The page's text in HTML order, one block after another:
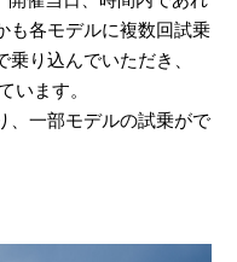
も各モデルに複数回試乗
り込んでいただき、
います。
、一部モデルの試乗がで